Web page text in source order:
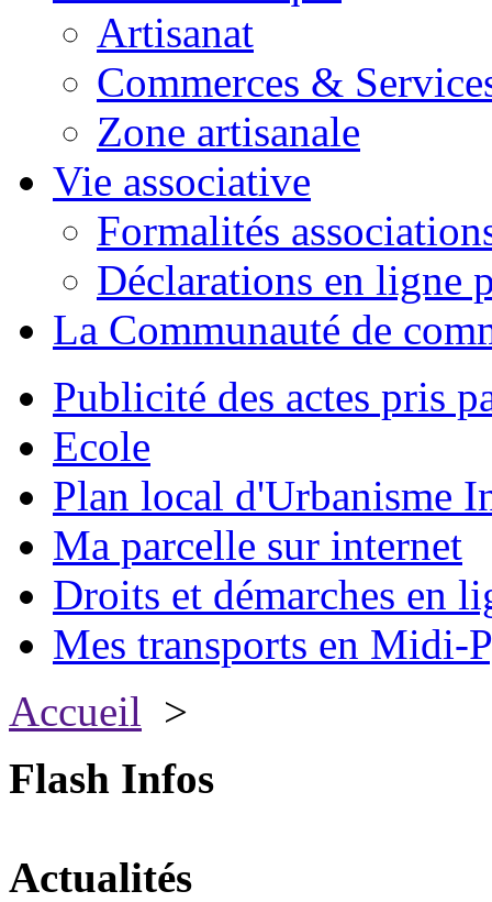
Artisanat
Commerces &
Zone artisanale
Vie associative
Formalités
Déclarations en ligne
La Communauté de
Publicité des actes pris
Ecole
Plan local d'Urbanisme
Ma parcelle sur internet
Droits et démarches en
Mes transports en Midi-
Accueil >
Flash Infos
Actualités